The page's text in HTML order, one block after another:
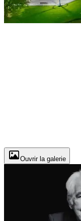
Ouvrir la galerie